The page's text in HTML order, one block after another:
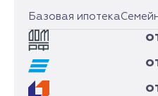
Базовая ипотека